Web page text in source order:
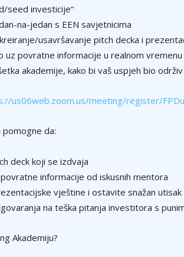
seed investicije“
na-jedan s EEN savjetnicima
usavršavanje pitch decka i
uz povratne informacije u realnom
akademije, kako bi vaš uspjeh bio
us06web.zoom.us/meeting/register/
da:
deck koji se izdvaja
informacije od iskusnih mentora
vještine i ostavite snažan utisak
na teška pitanja investitora s
Akademiju?